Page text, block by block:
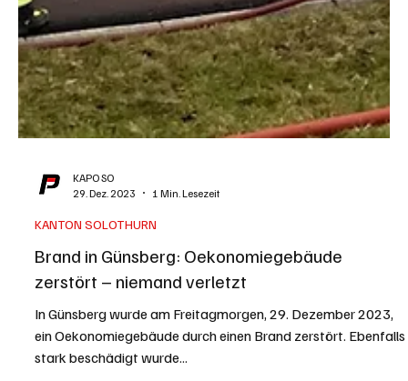
KAPO SO
29. Dez. 2023
1 Min. Lesezeit
KANTON SOLOTHURN
Brand in Günsberg: Oekonomiegebäude
zerstört – niemand verletzt